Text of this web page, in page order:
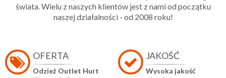
świata. Wielu z naszych klientów jest z nami od początku
naszej działalności - od 2008 roku!
OFERTA
Odzież Outlet Hurt
JAKOŚĆ
Wysoka jakość